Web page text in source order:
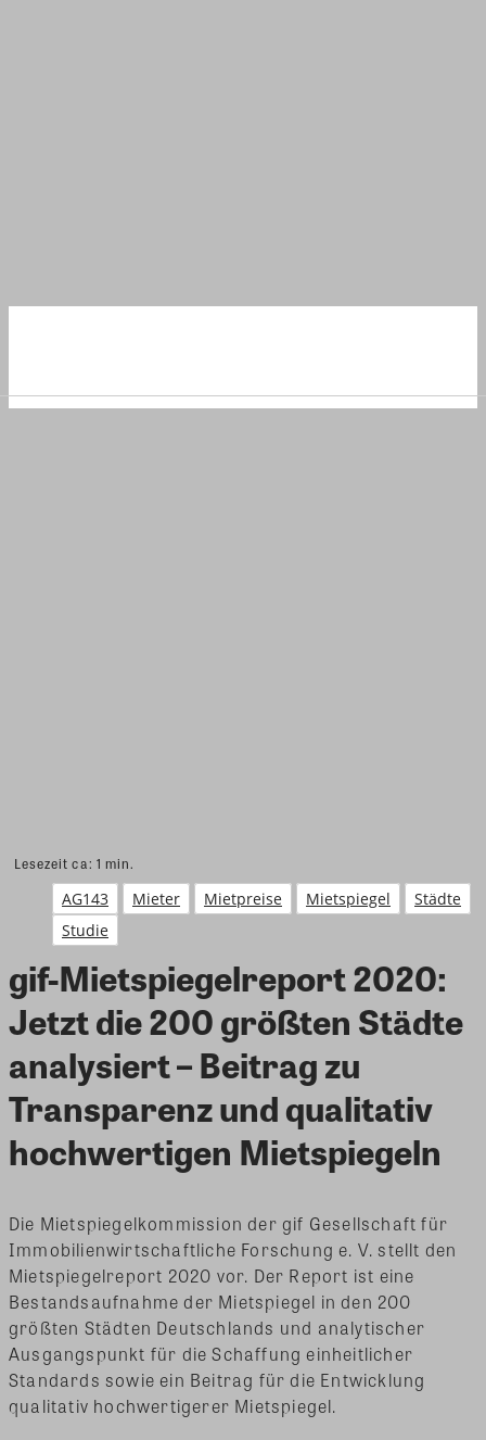
Lesezeit ca: 1 min.
AG143 Mieter Mietpreise Mietspiegel
Städte
Studie
gif-Mietspiegelreport 2020:
Jetzt die 200 größten Städte
analysiert – Beitrag zu
Transparenz und qualitativ
hochwertigen Mietspiegeln
Die Mietspiegelkommission der gif Gesellschaft für
Immobilienwirtschaftliche Forschung e. V. stellt den
Mietspiegelreport 2020 vor. Der Report ist eine
Bestandsaufnahme der Mietspiegel in den 200
größten Städten Deutschlands und analytischer
Ausgangspunkt für die Schaffung einheitlicher
Standards sowie ein Beitrag für die Entwicklung
qualitativ hochwertigerer Mietspiegel.